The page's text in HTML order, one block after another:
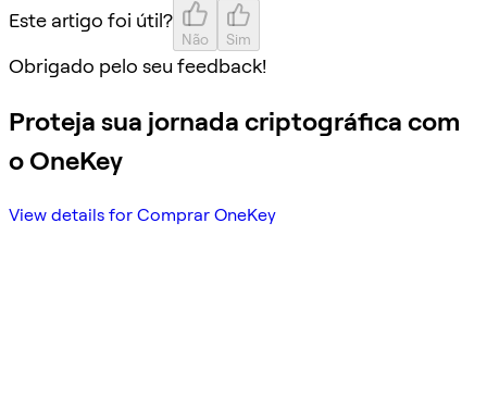
Este artigo foi útil?
Não Sim
Obrigado pelo seu feedback!
Proteja sua jornada criptográfica com
o OneKey
View details for Comprar OneKey